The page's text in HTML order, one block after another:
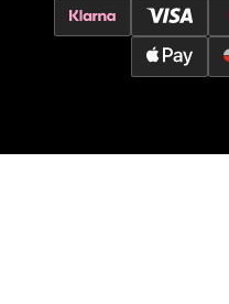
0 i butikk